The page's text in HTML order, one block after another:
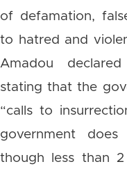
of defamation,
to hatred and
Amadou
stating that the
“calls to
government
though less than